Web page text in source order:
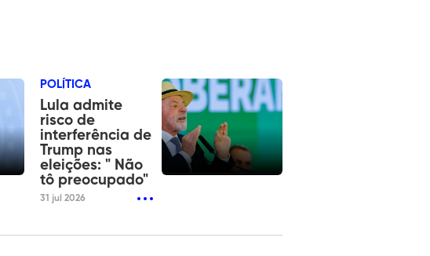
POLÍTICA
Lula admite
risco de
interferência de
Trump nas
eleições: " Não
tô preocupado"
31 jul 2026